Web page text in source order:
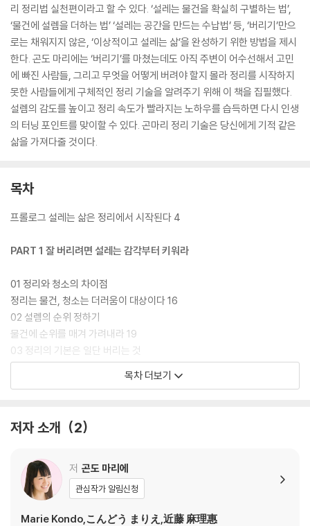
리 정리법 실천편이라고 할 수 있다. ‘설레는 물건을 확실히 구별하는 법’,
‘물건에 설렘을 더하는 법’ ‘설레는 공간을 만드는 수납법’ 등, ‘버리기’만으
로는 채워지지 않은, ‘이상적이고 설레는 삶’을 완성하기 위한 방법을 제시
한다. 곤도 마리에는 ‘버리기’를 마쳤는데도 아직 주변이 어수선해서 고민
에 빠진 사람들, 그리고 무엇을 어떻게 버려야 할지 몰라 정리를 시작하지
못한 사람들에게 구체적인 정리 기술을 알려주기 위해 이 책을 집필했다.
설렘의 감도를 높이고 정리 속도가 빨라지는 노하우를 습득하면 다시 인생
의 터닝 포인트를 맞이할 수 있다. 곤마리 정리 기술은 당신에게 기적 같은
삶을 가져다줄 것이다.
목차
프롤로그 설레는 삶은 정리에서 시작된다 4
PART 1 잘 버리려면 설레는 감각부터 키워라
01 정리와 청소의 차이점
정리는 물건, 청소는 더러움이 대상이다 16
02 설렘의 순위 정하기
물건에 순위를 매겨 가려내라 19
03 정리의 기본은 일단 버리는 것
설레지 않는 물건은 ‘일단’ 버려라 23
04 물건의 진정한 역할 파악하기
필요 없지만 좋아한다면 남겨라 0
정리 리바운드와 어지럽혀진 것은 다르다 33
07 정리 전 수납 상태 파악하기
집 안의 수납 상태부터 확인하자 37
08 정리 전과 후 비교해보기
목차 더보기
저자 소개 2
저 곤도 마리에
관심작가 알림신청
Marie Kondo,こんどう まりえ,近藤 麻理惠